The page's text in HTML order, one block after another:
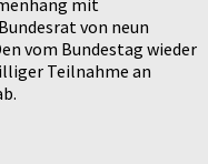
mit
von neun
vom Bundestag wieder
Teilnahme an